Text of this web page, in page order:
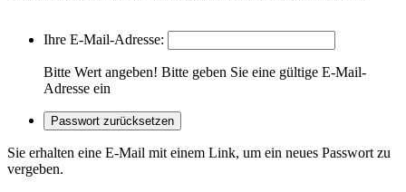
Ihre E-Mail-Adresse:
Bitte Wert angeben! Bitte geben Sie eine gültige E-Mail-
Adresse ein
Passwort zurücksetzen
Sie erhalten eine E-Mail mit einem Link, um ein neues Passwort zu
vergeben.